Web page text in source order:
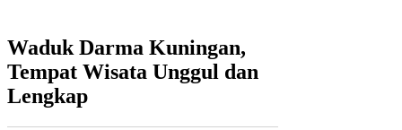
Waduk Darma Kuningan,
Tempat Wisata Unggul dan
Lengkap